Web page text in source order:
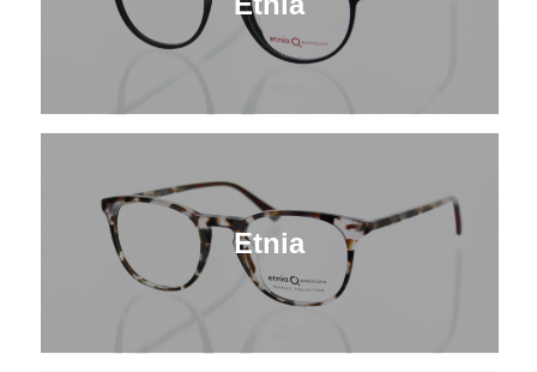
Etnia